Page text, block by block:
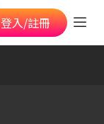
登入/註冊